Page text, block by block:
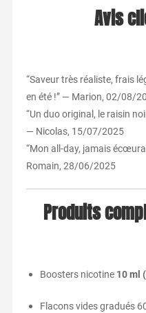
Avis
“Saveur très réaliste, frais
en été !” — Marion, 02/08/
“Un duo original, le raisin
— Nicolas, 15/07/2025
“Mon all-day, jamais
Romain, 28/06/2025
Produits
Boosters nicotine 10 ml
Flacons vides gradués